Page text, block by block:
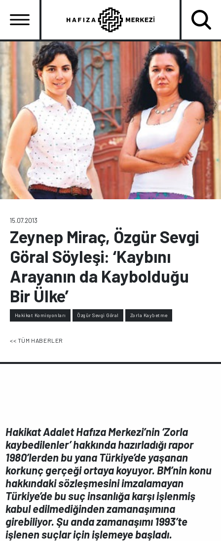
atla
Ana
gezinti
menüsü
15.07.2013
Zeynep Miraç, Özgür Sevgi
Göral Söyleşi: ‘Kaybını
Arayanın da Kaybolduğu
Bir Ülke’
Hakikat Komisyonları Özgür Sevgi Göral Zorla Kaybetme
<< TÜM HABERLER
Hakikat Adalet Hafıza Merkezi’nin ‘Zorla
kaybedilenler’ hakkında hazırladığı rapor
1980’lerden bu yana Türkiye’de yaşanan
korkunç gerçeği ortaya koyuyor. BM’nin konu
hakkındaki sözleşmesini imzalamayan
Türkiye’de bu suç insanlığa karşı işlenmiş
kabul edilmediğinden zamanaşımına
girebiliyor. Şu anda zamanaşımı 1993’te
işlenen suçlar için işlemeye başladı.